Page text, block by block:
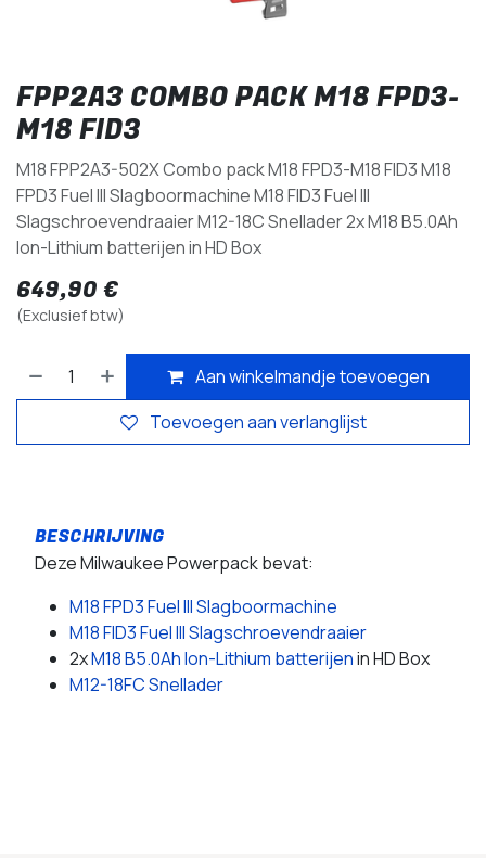
FPP2A3 COMBO PACK M18 FPD3-
M18 FID3
M18 FPP2A3-502X Combo pack M18 FPD3-M18 FID3 M18
FPD3 Fuel III Slagboormachine M18 FID3 Fuel III
Slagschroevendraaier M12-18C Snellader 2x M18 B5.0Ah
Ion-Lithium batterijen in HD Box
649,90 €
(Exclusief btw)
Aan winkelmandje toevoegen
Toevoegen aan verlanglijst
Deze Milwaukee Powerpack bevat:
M18 FPD3 Fuel III Slagboormachine
M18 FID3 Fuel III Slagschroevendraaier
2xM18 B5.0Ah Ion-Lithium batterijenin HD Box
M12-18FC Snellader